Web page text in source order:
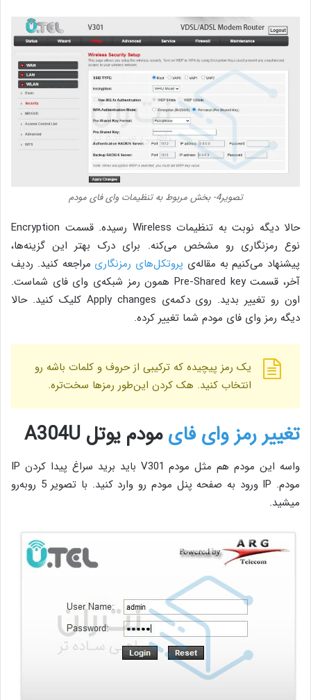
تصویر4- بخش مربوط به تنظیمات وای فای مودم
حالا دیگه نوبت به تنظیمات Wireless رسیده. قسمت Encryption
نوع رمزنگاری رو مشخص می‌کنه. برای درک بهتر این گزینه‌ها،
پیشنهاد می‌کنیم به مقاله‌ی پروتکل‌های رمزنگاری مراجعه کنید. ردیف
آخر، قسمت Pre-Shared key همون رمز شبکه‌ی وای فای شماست.
اون رو تغییر بدید. روی دکمه‌ی Apply changes کلیک کنید. حالا
دیگه رمز وای فای مودم شما تغییر کرده.
یک رمز پیچیده که ترکیبی از حروف و کلمات باشه رو
انتخاب کنید. هک کردن این‌طور رمزها سخت‌تره.
تغییر رمز وای فایمودم یوتل A304U
واسه این مودم هم مثل مودم V301 باید برید سراغ پیدا کردن IP
مودم. IP ورود به صفحه پنل مودم رو وارد کنید. با تصویر 5 روبه‌رو
میشید.